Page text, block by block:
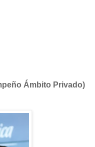
Ámbito Privado)